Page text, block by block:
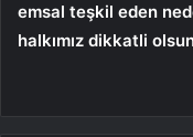
emsal teşkil eden
halkımız dikkatli